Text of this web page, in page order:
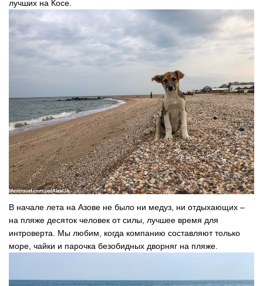
лучших на Косе.
В начале лета на Азове не было ни медуз, ни отдыхающих –
на пляже десяток человек от силы, лучшее время для
интроверта. Мы любим, когда компанию составляют только
море, чайки и парочка безобидных дворняг на пляже.